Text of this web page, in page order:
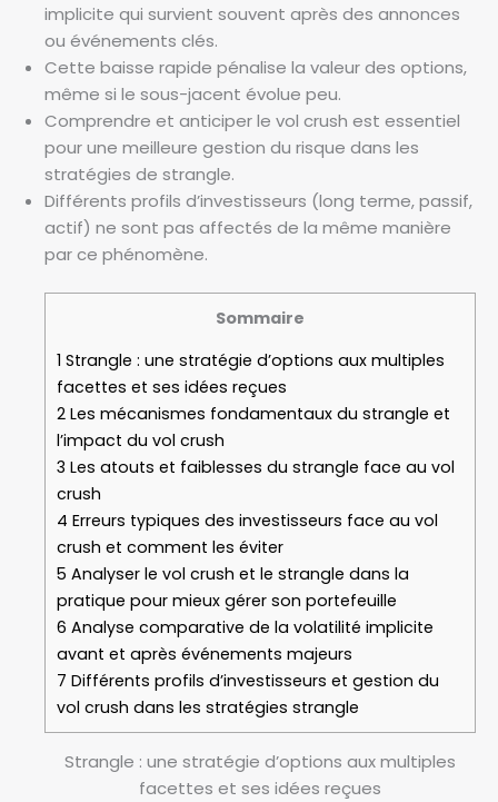
implicite qui survient souvent après des annonces
ou événements clés.
Cette baisse rapide pénalise la valeur des options,
même si le sous-jacent évolue peu.
Comprendre et anticiper le vol crush est essentiel
pour une meilleure gestion du risque dans les
stratégies de strangle.
Différents profils d’investisseurs (long terme, passif,
actif) ne sont pas affectés de la même manière
par ce phénomène.
Sommaire
1 Strangle : une stratégie d’options aux multiples
facettes et ses idées reçues
2 Les mécanismes fondamentaux du strangle et
l’impact du vol crush
3 Les atouts et faiblesses du strangle face au vol
crush
4 Erreurs typiques des investisseurs face au vol
crush et comment les éviter
5 Analyser le vol crush et le strangle dans la
pratique pour mieux gérer son portefeuille
6 Analyse comparative de la volatilité implicite
avant et après événements majeurs
7 Différents profils d’investisseurs et gestion du
vol crush dans les stratégies strangle
Strangle : une stratégie d’options aux multiples
facettes et ses idées reçues